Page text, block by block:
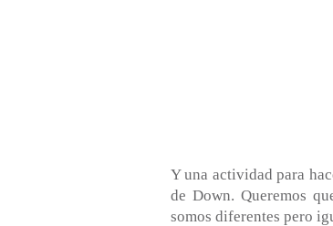
Y una actividad para
de Down. Queremos
somos diferentes pero